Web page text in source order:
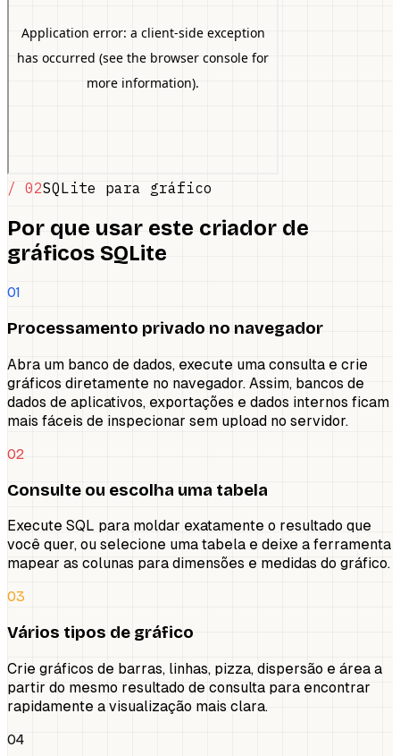
/ 02SQLite para gráfico
Por que usar este criador de
gráficos SQLite
01
Processamento privado no navegador
Abra um banco de dados, execute uma consulta e crie
gráficos diretamente no navegador. Assim, bancos de
dados de aplicativos, exportações e dados internos ficam
mais fáceis de inspecionar sem upload no servidor.
02
Consulte ou escolha uma tabela
Execute SQL para moldar exatamente o resultado que
você quer, ou selecione uma tabela e deixe a ferramenta
mapear as colunas para dimensões e medidas do gráfico.
03
Vários tipos de gráfico
Crie gráficos de barras, linhas, pizza, dispersão e área a
partir do mesmo resultado de consulta para encontrar
rapidamente a visualização mais clara.
04